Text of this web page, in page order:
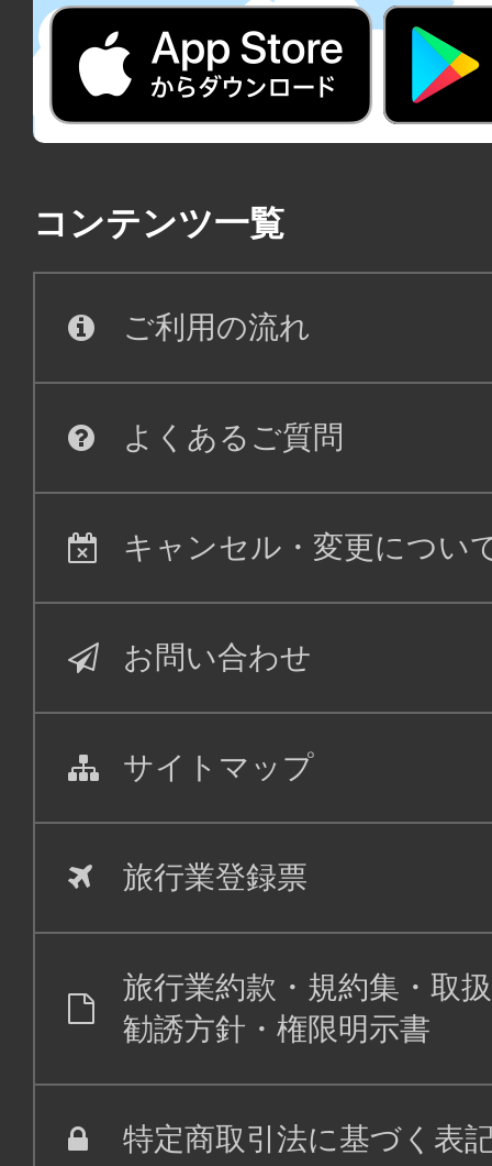
コンテンツ一覧
ご利用の流れ
よくあるご質問
キャンセル・変更につい
お問い合わせ
サイトマップ
旅行業登録票
旅行業約款・規約集・取
勧誘方針・権限明示書
特定商取引法に基づく表